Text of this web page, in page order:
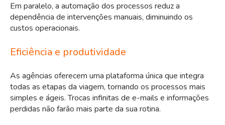
Em paralelo, a automação dos processos reduz a
dependência de intervenções manuais, diminuindo os
custos operacionais.
Eficiência e produtividade
As agências oferecem uma plataforma única que integra
todas as etapas da viagem, tornando os processos mais
simples e ágeis. Trocas infinitas de e-mails e informações
perdidas não farão mais parte da sua rotina.